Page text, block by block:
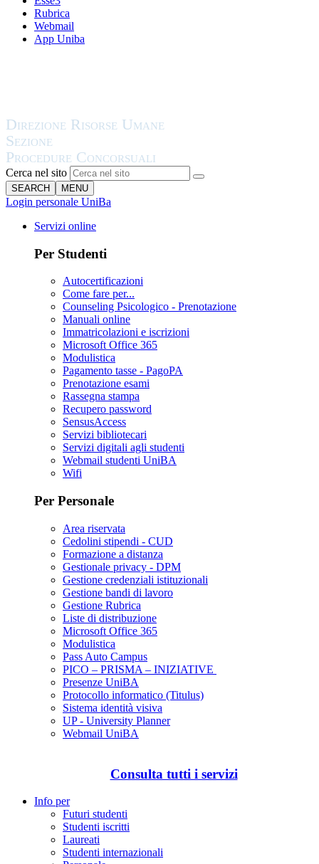
Rubrica
Webmail
App Uniba
Cerca nel sito
SEARCH MENU
Login personale UniBa
Servizi online
Per Studenti
Autocertificazioni
Come fare per...
Counseling Psicologico - Prenotazione
Manuali online
Immatricolazioni e iscrizioni
Microsoft Office 365
Modulistica
Pagamento tasse - PagoPA
Prenotazione esami
Rassegna stampa
Recupero password
SensusAccess
Servizi bibliotecari
Servizi digitali agli studenti
Webmail studenti UniBA
Wifi
Per Personale
Area riservata
Cedolini stipendi - CUD
Formazione a distanza
Gestionale privacy - DPM
Gestione credenziali istituzionali
Gestione bandi di lavoro
Gestione Rubrica
Liste di distribuzione
Microsoft Office 365
Modulistica
Pass Auto Campus
PICO – PRISMA – INIZIATIVE
Presenze UniBA
Protocollo informatico (Titulus)
Sistema identità visiva
UP - University Planner
Webmail UniBA
Consulta tutti i servizi
Info per
Futuri studenti
Studenti iscritti
Laureati
Studenti internazionali